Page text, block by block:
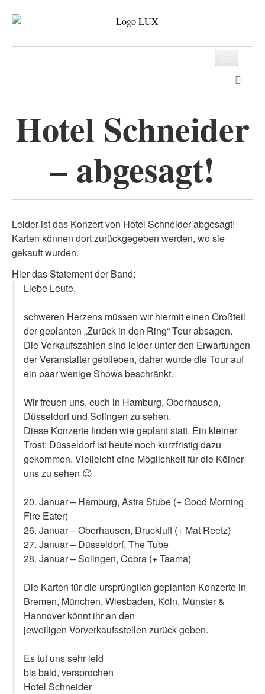
Archiv
Hotel Schneider
– abgesagt!
Leider ist das Konzert von Hotel Schneider abgesagt!
Karten können dort zurückgegeben werden, wo sie
gekauft wurden.
Hier das Statement der Band:
Liebe Leute,
schweren Herzens müssen wir hiermit einen Großteil
der geplanten „Zurück in den Ring“-Tour absagen.
Die Verkaufszahlen sind leider unter den Erwartungen
der Veranstalter geblieben, daher wurde die Tour auf
ein paar wenige Shows beschränkt.
Wir freuen uns, euch in Hamburg, Oberhausen,
Düsseldorf und Solingen zu sehen.
Diese Konzerte finden wie geplant statt. Ein kleiner
Trost: Düsseldorf ist heute noch kurzfristig dazu
gekommen. Vielleicht eine Möglichkeit für die Kölner
uns zu sehen 😉
20. Januar – Hamburg, Astra Stube (+ Good Morning
Fire Eater)
26. Januar – Oberhausen, Druckluft (+ Mat Reetz)
27. Januar – Düsseldorf, The Tube
28. Januar – Solingen, Cobra (+ Taama)
Die Karten für die ursprünglich geplanten Konzerte in
Bremen, München, Wiesbaden, Köln, Münster &
Hannover könnt ihr an den
jeweiligen Vorverkaufsstellen zurück geben.
Es tut uns sehr leid
bis bald, versprochen
Hotel Schneider